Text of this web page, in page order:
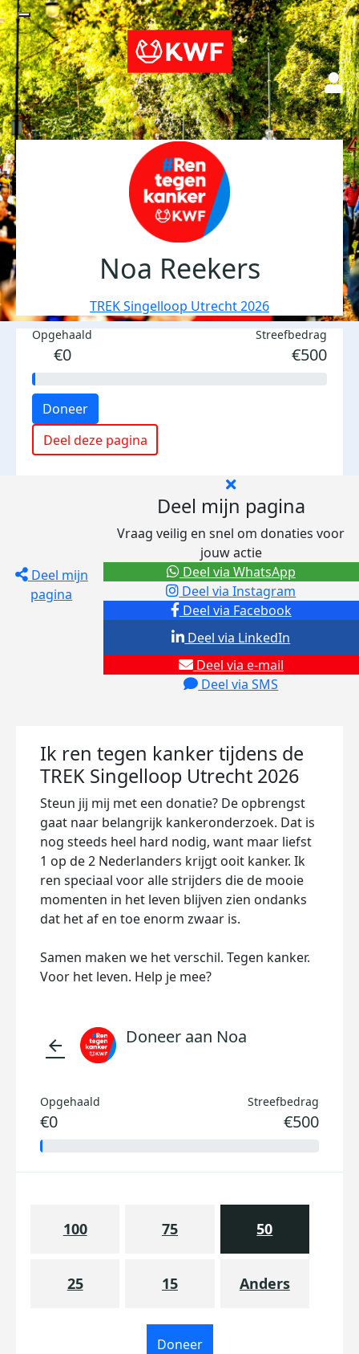
Noa Reekers
TREK Singelloop Utrecht 2026
Opgehaald
€0
Streefbedrag
€500
Doneer
Deel deze pagina
Deel mijn
pagina
Deel mijn pagina
Vraag veilig en snel om donaties voor
jouw actie
Deel via Facebook
Deel via Instagram
Deel via e-mail
Deel via SMS
Deel via LinkedIn
Deel via WhatsApp
Ik ren tegen kanker tijdens de
TREK Singelloop Utrecht 2026
Steun jij mij met een donatie? De opbrengst
gaat naar belangrijk kankeronderzoek. Dat is
nog steeds heel hard nodig, want maar liefst
1 op de 2 Nederlanders krijgt ooit kanker. Ik
ren speciaal voor alle strijders die de mooie
momenten in het leven blijven zien ondanks
dat het af en toe enorm zwaar is.
Samen maken we het verschil. Tegen kanker.
Voor het leven. Help je mee?
arrow_back Doneer aan Noa
Opgehaald
€0
Streefbedrag
€500
100 75 50
25 15 Anders
Doneer